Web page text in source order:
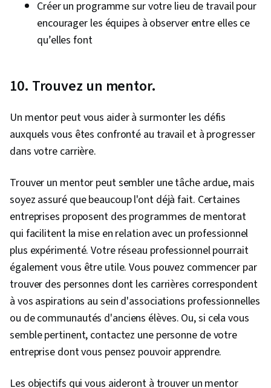
Créer un programme sur votre lieu de travail pour
encourager les équipes à observer entre elles ce
qu’elles font
10. Trouvez un mentor.
Un mentor peut vous aider à surmonter les défis
auxquels vous êtes confronté au travail et à progresser
dans votre carrière.
Trouver un mentor peut sembler une tâche ardue, mais
soyez assuré que beaucoup l'ont déjà fait. Certaines
entreprises proposent des programmes de mentorat
qui facilitent la mise en relation avec un professionnel
plus expérimenté. Votre réseau professionnel pourrait
également vous être utile. Vous pouvez commencer par
trouver des personnes dont les carrières correspondent
à vos aspirations au sein d'associations professionnelles
ou de communautés d'anciens élèves. Ou, si cela vous
semble pertinent, contactez une personne de votre
entreprise dont vous pensez pouvoir apprendre.
Les objectifs qui vous aideront à trouver un mentor